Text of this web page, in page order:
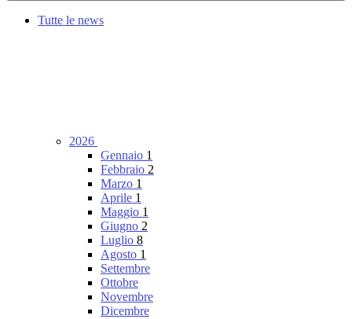
Tutte le news
2026
Gennaio 1
Febbraio 2
Marzo 1
Aprile 1
Maggio 1
Giugno 2
Luglio 8
Agosto 1
Settembre
Ottobre
Novembre
Dicembre